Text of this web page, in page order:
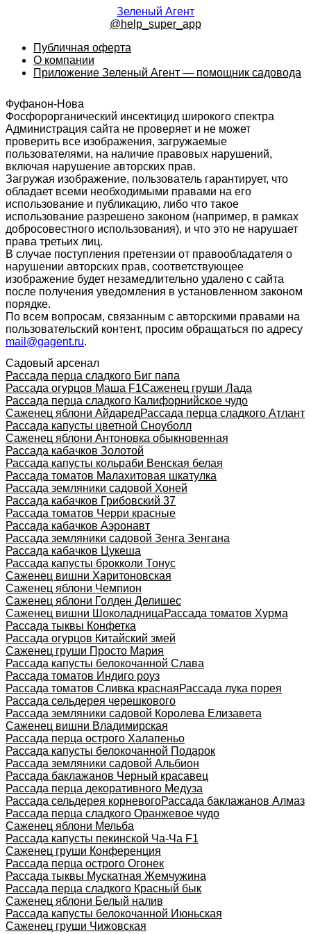
Зеленый Агент
@help_super_app
Публичная оферта
О компании
Приложение Зеленый Агент — помощник садовода
Фуфанон-Нова
Фосфорорганический инсектицид широкого спектра
Администрация сайта не проверяет и не может
проверить все изображения, загружаемые
пользователями, на наличие правовых нарушений,
включая нарушение авторских прав.
Загружая изображение, пользователь гарантирует, что
обладает всеми необходимыми правами на его
использование и публикацию, либо что такое
использование разрешено законом (например, в рамках
добросовестного использования), и что это не нарушает
права третьих лиц.
В случае поступления претензии от правообладателя о
нарушении авторских прав, соответствующее
изображение будет незамедлительно удалено с сайта
после получения уведомления в установленном законом
порядке.
По всем вопросам, связанным с авторскими правами на
пользовательский контент, просим обращаться по адресу
mail@gagent.ru.
Садовый арсенал
Рассада перца сладкого Биг папа
Рассада огурцов Маша F1Саженец груши Лада
Рассада перца сладкого Калифорнийское чудо
Саженец яблони АйдаредРассада перца сладкого Атлант
Рассада капусты цветной Сноуболл
Саженец яблони Антоновка обыкновенная
Рассада кабачков Золотой
Рассада капусты кольраби Венская белая
Рассада томатов Малахитовая шкатулка
Рассада земляники садовой Хоней
Рассада кабачков Грибовский 37
Рассада томатов Черри красные
Рассада кабачков Аэронавт
Рассада земляники садовой Зенга Зенгана
Рассада кабачков Цукеша
Рассада капусты брокколи Тонус
Саженец вишни Харитоновская
Саженец яблони Чемпион
Саженец яблони Голден Делишес
Саженец вишни ШоколадницаРассада томатов Хурма
Рассада тыквы Конфетка
Рассада огурцов Китайский змей
Саженец груши Просто Мария
Рассада капусты белокочанной Слава
Рассада томатов Индиго роуз
Рассада томатов Сливка краснаяРассада лука порея
Рассада сельдерея черешкового
Рассада земляники садовой Королева Елизавета
Саженец вишни Владимирская
Рассада перца острого Халапеньо
Рассада капусты белокочанной Подарок
Рассада земляники садовой Альбион
Рассада баклажанов Черный красавец
Рассада перца декоративного Медуза
Рассада сельдерея корневогоРассада баклажанов Алмаз
Рассада перца сладкого Оранжевое чудо
Саженец яблони Мельба
Рассада капусты пекинской Ча-Ча F1
Саженец груши Конференция
Рассада перца острого Огонек
Рассада тыквы Мускатная Жемчужина
Рассада перца сладкого Красный бык
Саженец яблони Белый налив
Рассада капусты белокочанной Июньская
Саженец груши Чижовская